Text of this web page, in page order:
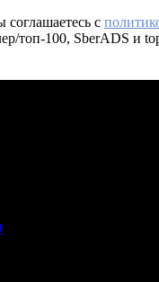
соглашаетесь с
топ-100, SberADS и